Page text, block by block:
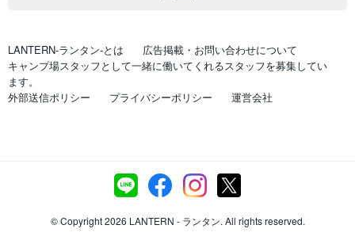
LANTERN-ランタン-とは
広告掲載・お問い合わせについて
キャンプ場スタッフとして一緒に働いてくれるスタッフを募集してい
ます。
外部送信ポリシー
プライバシーポリシー 運営会社
© Copyright 2026 LANTERN - ランタン. All rights reserved.